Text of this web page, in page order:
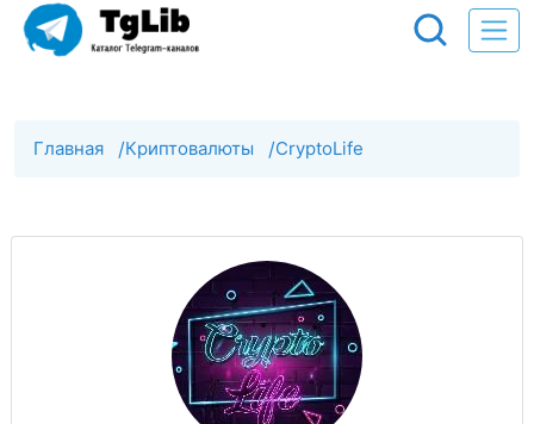
Главная /Криптовалюты /CryptoLife